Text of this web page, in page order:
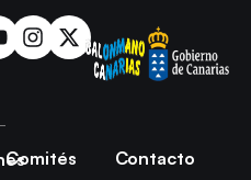
Comités
Contacto